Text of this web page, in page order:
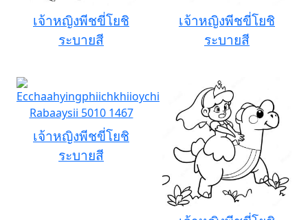
เจ้าหญิงพีชขี่โยชิ
ระบายสี
เจ้าหญิงพีชขี่โยชิ
ระบายสี
เจ้าหญิงพีชขี่โยชิ
ระบายสี